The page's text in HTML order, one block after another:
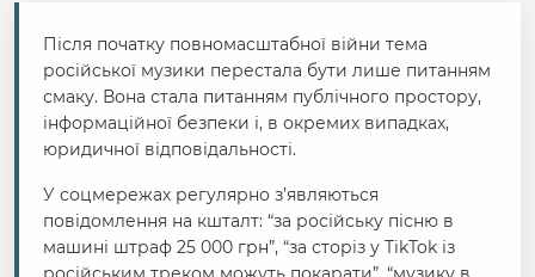
Після початку повномасштабної війни тема
російської музики перестала бути лише питанням
смаку. Вона стала питанням публічного простору,
інформаційної безпеки і, в окремих випадках,
юридичної відповідальності.
У соцмережах регулярно з’являються
повідомлення на кшталт: “за російську пісню в
машині штраф 25 000 грн”, “за сторіз у TikTok із